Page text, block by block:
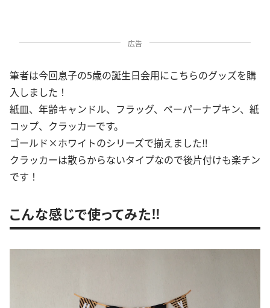
広告
筆者は今回息子の5歳の誕生日会用にこちらのグッズを購
入しました！
紙皿、年齢キャンドル、フラッグ、ペーパーナプキン、紙
コップ、クラッカーです。
ゴールド×ホワイトのシリーズで揃えました‼︎
クラッカーは散らからないタイプなので後片付けも楽チン
です！
こんな感じで使ってみた‼︎